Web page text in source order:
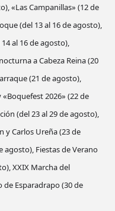
«Las Campanillas» (12 de
(del 13 al 16 de agosto),
al 16 de agosto),
a Cabeza Reina (20
(21 de agosto),
«Boquefest 2026» (22 de
(del 23 al 29 de agosto),
y Carlos Ureña (23 de
agosto), Fiestas de Verano
XXIX Marcha del
Esparadrapo (30 de